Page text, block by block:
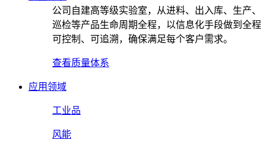
公司自建高等级实验室，从进料、出入库、生产、
巡检等产品生命周期全程，以信息化手段做到全程
可控制、可追溯，确保满足每个客户需求。
查看质量体系
应用领域
工业品
风能